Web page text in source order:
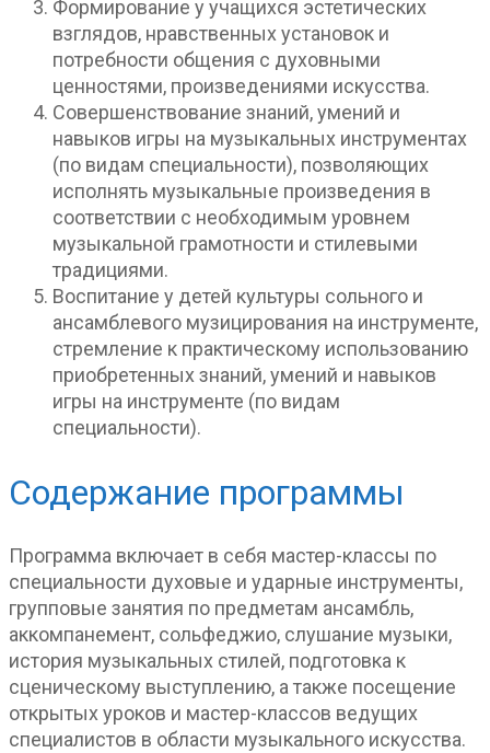
Формирование у учащихся эстетических
взглядов, нравственных установок и
потребности общения с духовными
ценностями, произведениями искусства.
Совершенствование знаний, умений и
навыков игры на музыкальных инструментах
(по видам специальности), позволяющих
исполнять музыкальные произведения в
соответствии с необходимым уровнем
музыкальной грамотности и стилевыми
традициями.
Воспитание у детей культуры сольного и
ансамблевого музицирования на инструменте,
стремление к практическому использованию
приобретенных знаний, умений и навыков
игры на инструменте (по видам
специальности).
Содержание программы
Программа включает в себя мастер-классы по
специальности духовые и ударные инструменты,
групповые занятия по предметам ансамбль,
аккомпанемент, сольфеджио, слушание музыки,
история музыкальных стилей, подготовка к
сценическому выступлению, а также посещение
открытых уроков и мастер-классов ведущих
специалистов в области музыкального искусства.